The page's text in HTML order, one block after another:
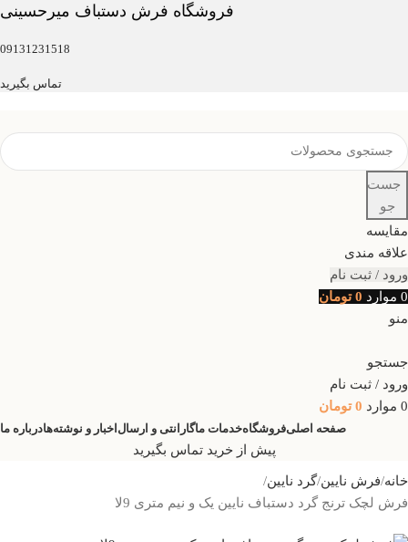
فروشگاه فرش دستباف میرحسینی
09131231518
تماس بگیرید
جست
جو
مقایسه
علاقه مندی
ورود / ثبت نام
0 موارد 0 تومان
منو
جستجو
ورود / ثبت نام
0 موارد 0 تومان
صفحه اصلیفروشگاهخدمات ماگارانتی و ارسال اخبار و نوشته‌هادرباره ما
پیش از خرید تماس بگیرید
خانه فرش نایین گرد نایین
فرش لچک ترنج گرد دستباف نایین یک و نیم متری 9لا